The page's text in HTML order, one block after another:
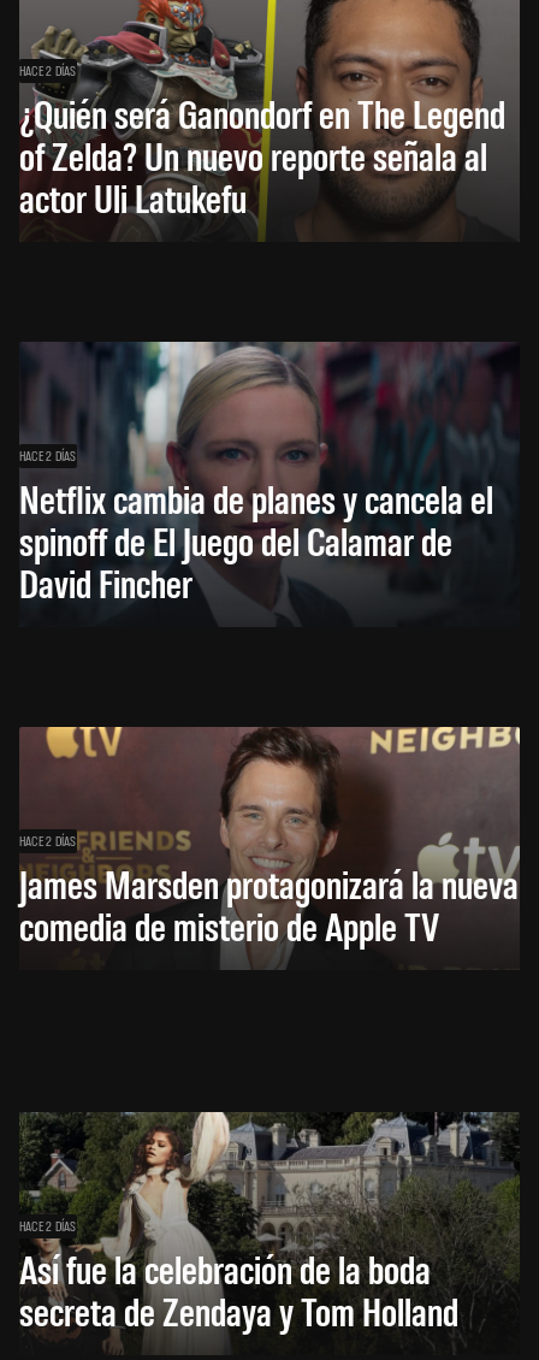
HACE 2 DÍAS
¿Quién será Ganondorf en The Legend
of Zelda? Un nuevo reporte señala al
actor Uli Latukefu
HACE 2 DÍAS
Netflix cambia de planes y cancela el
spinoff de El Juego del Calamar de
David Fincher
HACE 2 DÍAS
James Marsden protagonizará la nueva
comedia de misterio de Apple TV
HACE 2 DÍAS
Así fue la celebración de la boda
secreta de Zendaya y Tom Holland